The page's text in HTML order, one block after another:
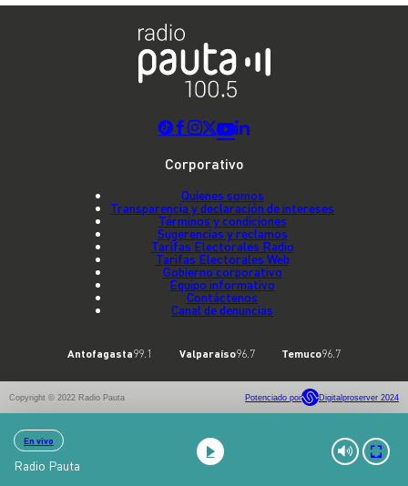
En vivo
Radio Pauta
Corporativo
Quienes somos
Transparencia y declaración de intereses
Términos y condiciones
Sugerencias y reclamos
Tarifas Electorales Radio
Tarifas Electorales Web
Gobierno corporativo
Equipo informativo
Contáctenos
Canal de denuncias
Antofagasta99.1 Valparaíso96.7 Temuco96.7
Copyright © 2022 Radio Pauta Potenciado por Digitalproserver 2024